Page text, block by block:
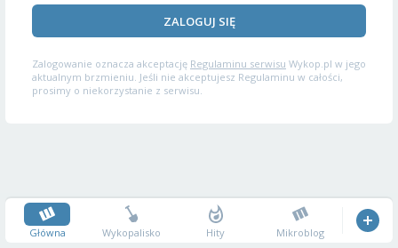
ZALOGUJ SIĘ
Zalogowanie oznacza akceptację Regulaminu serwisu Wykop.pl w jego
aktualnym brzmieniu. Jeśli nie akceptujesz Regulaminu w całości,
prosimy o niekorzystanie z serwisu.
Główna Wykopalisko Hity Mikroblog